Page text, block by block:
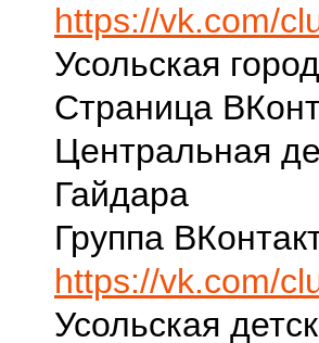
https://vk.com/
Усольская
Страница
Центральная
Гайдара
Группа
https://vk.com/
Усольская